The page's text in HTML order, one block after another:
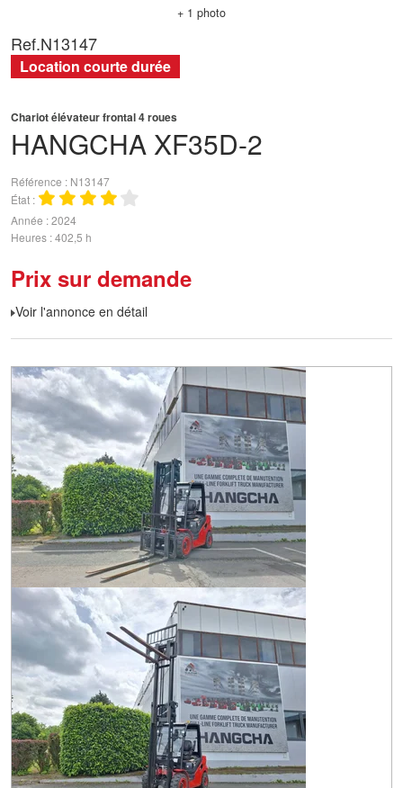
+ 1 photo
HANGCHA XF35D-2
Chariot élévateur frontal 4 roues
Référence
N13147
État
Année 2024
Heures 402,5 h
Prix sur demande
Voir l'annonce en détail
Ref.N13147
Location courte durée